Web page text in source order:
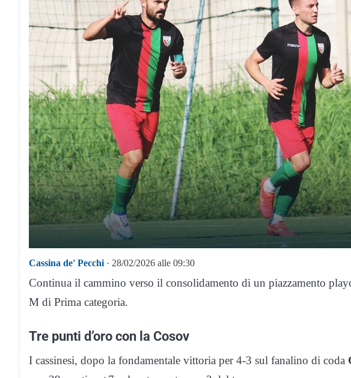
Cassina de' Pecchi · 28/02/2026 alle 09:30
Continua il cammino verso il consolidamento di un piazzamento
M di Prima categoria.
Tre punti d’oro con la Cosov
I cassinesi, dopo la fondamentale vittoria per 4-3 sul fanalino di coda